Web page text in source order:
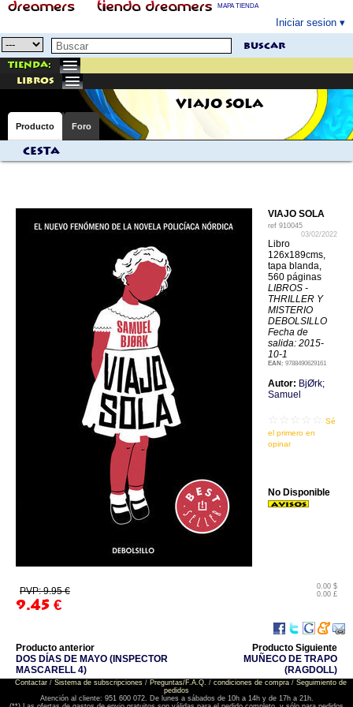
MAPA TIENDA
Iniciar sesion
buscar
Tienda:
libros
VIAJO SOLA
Producto Foro
Cesta
VIAJO SOLA
ref 910045
03/02/2022
Libro
126x189cms,
tapa blanda,
560 páginas
LIBROS -
THRILLER Y
MISTERIO
DEBOLSILLO
Fecha de
salida: 2015-
10-1
EAN: 9788490629161
Autor: BjØrk;
Samuel
Sé
el primero en
opinar
PVP: 9.95 €
9.45 €
0.00 $
0.00 £
No Disponible
Producto anterior
DOS DÍAS DE MAYO (INSPECTOR
MASCARELL 4)
Producto Siguiente
MUÑECO DE TRAPO
(RAGDOLL)
Contactar/ Sistema de subscripciones/ Preguntas/F.A.Q. / condiciones de compra/ Seguimiento de
pedidos
Atención al cliente: 951 600 072. De lunes a sábados de 10h a 14h y de 17h a 21h.